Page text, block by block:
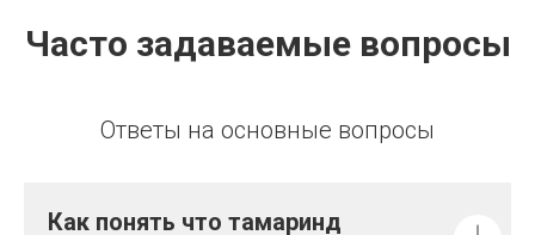
Часто задаваемые вопросы
Ответы на основные вопросы
Как понять что тамаринд